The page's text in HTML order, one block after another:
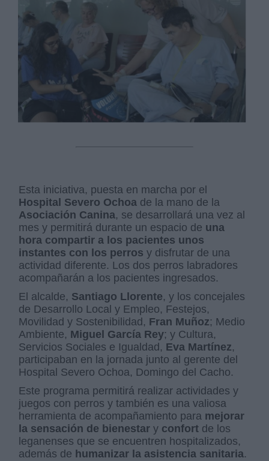
Esta iniciativa, puesta en marcha por el
Hospital Severo Ochoa de la mano de la
Asociación Canina, se desarrollará una vez al
mes y permitirá durante un espacio de una
hora compartir a los pacientes unos
instantes con los perros y disfrutar de una
actividad diferente. Los dos perros labradores
acompañarán a los pacientes ingresados.
El alcalde, Santiago Llorente, y los concejales
de Desarrollo Local y Empleo, Festejos,
Movilidad y Sostenibilidad, Fran Muñoz; Medio
Ambiente, Miguel García Rey; y Cultura,
Servicios Sociales e Igualdad, Eva Martínez,
participaban en la jornada junto al gerente del
Hospital Severo Ochoa, Domingo del Cacho.
Este programa permitirá realizar actividades y
juegos con perros y también es una valiosa
herramienta de acompañamiento para mejorar
la sensación de bienestar y confort de los
leganenses que se encuentren hospitalizados,
además de humanizar la asistencia sanitaria.